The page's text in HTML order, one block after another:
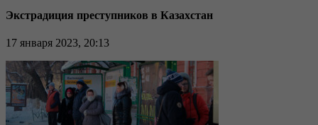
Экстрадиция преступников в Казахстан
17 января 2023, 20:13